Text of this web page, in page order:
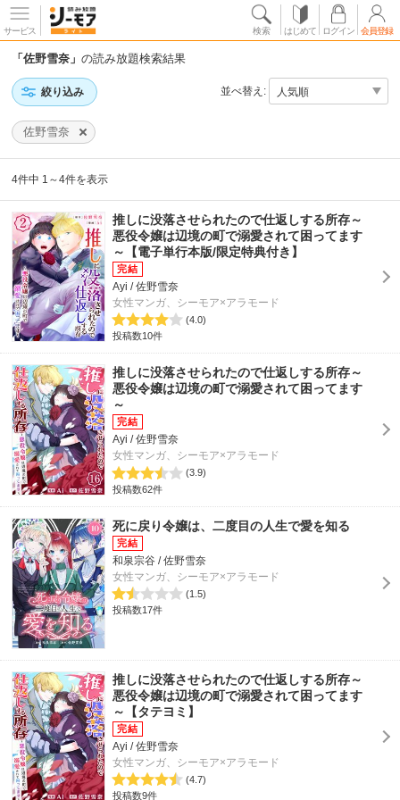
サービス 検索 はじめて ログイン 会員登録
「佐野雪奈」の読み放題検索結果
絞り込み 並べ替え:
佐野雪奈
4件中 1～4件を表示
推しに没落させられたので仕返しする所存～
悪役令嬢は辺境の町で溺愛されて困ってます
～【電子単行本版/限定特典付き】
Ayi / 佐野雪奈
女性マンガ、シーモア×アラモード
(4.0)
投稿数10件
推しに没落させられたので仕返しする所存～
悪役令嬢は辺境の町で溺愛されて困ってます
～
Ayi / 佐野雪奈
女性マンガ、シーモア×アラモード
(3.9)
投稿数62件
死に戻り令嬢は、二度目の人生で愛を知る
和泉宗谷 / 佐野雪奈
女性マンガ、シーモア×アラモード
(1.5)
投稿数17件
推しに没落させられたので仕返しする所存～
悪役令嬢は辺境の町で溺愛されて困ってます
～【タテヨミ】
Ayi / 佐野雪奈
女性マンガ、シーモア×アラモード
(4.7)
投稿数9件